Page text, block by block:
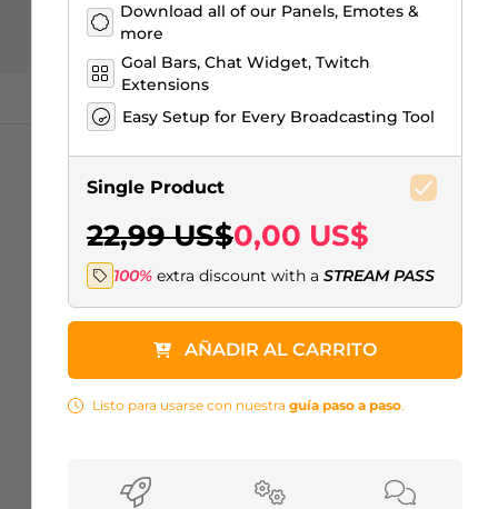
Download all of our Panels, Emotes &
more
Goal Bars, Chat Widget, Twitch
Extensions
Easy Setup for Every Broadcasting Tool
Single Product
22,99 US$0,00 US$
100% extra discount with a STREAM PASS
AÑADIR AL CARRITO
Listo para usarse con nuestra guía paso a paso.